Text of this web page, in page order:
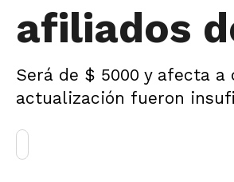
afiliados
Será de $ 5000 y afecta
actualización fueron